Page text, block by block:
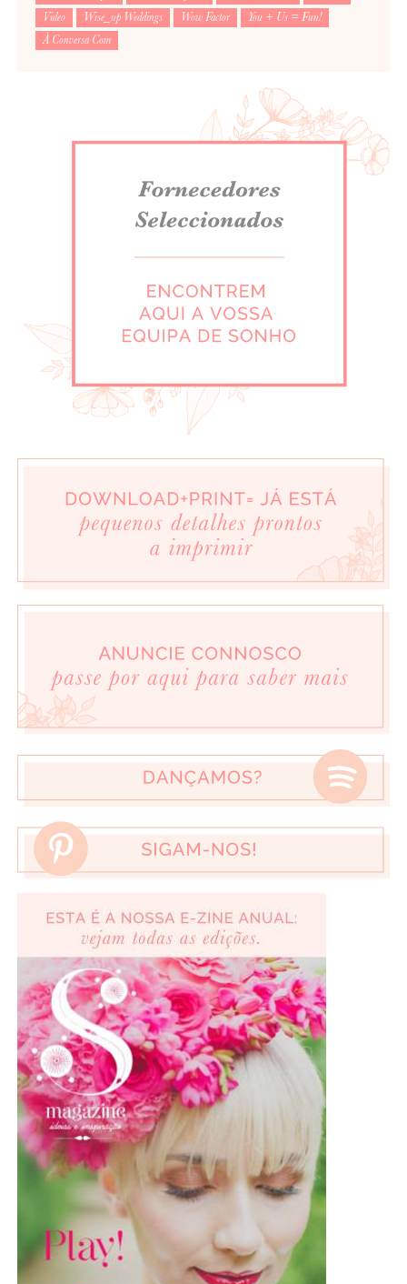
Video
Wise_up Weddings Wow Factor
You + Us = Fun!
À Conversa Com